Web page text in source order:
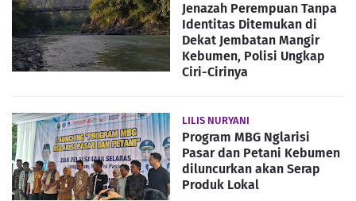
Jenazah Perempuan Tanpa
Identitas Ditemukan di
Dekat Jembatan Mangir
Kebumen, Polisi Ungkap
Ciri-Cirinya
LILIS NURYANI
Program MBG Nglarisi
Pasar dan Petani Kebumen
diluncurkan akan Serap
Produk Lokal